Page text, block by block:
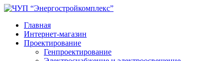
Главная
Интернет-магазин
Проектирование
Генпроектирование